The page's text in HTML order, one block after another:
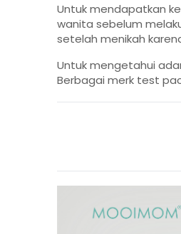
Untuk mendapatkan
wanita sebelum
setelah menikah
Untuk mengetahui
Berbagai merk test